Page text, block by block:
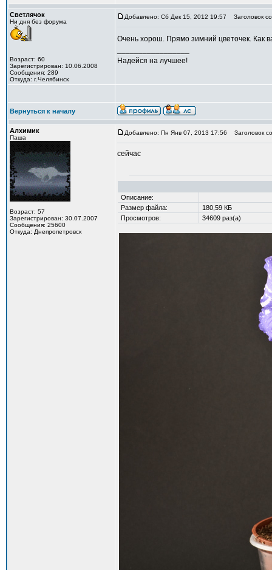
Светлячок
Ни дня без форума
Возраст: 60
Зарегистрирован: 10.06.2008
Сообщения: 289
Откуда: г.Челябинск
Добавлено: Сб Дек 15, 2012 19:57 Заголовок
Очень хорош. Прямо зимний цветочек. Как
Надейся на лучшее!
Вернуться к началу
Алхимик
Паша
Возраст: 57
Зарегистрирован: 30.07.2007
Сообщения: 25600
Откуда: Днепропетровск
Добавлено: Пн Янв 07, 2013 17:56 Заголовок
сейчас
Описание:
Размер файла:
180,59 КБ
Просмотров:
34609 раз(а)